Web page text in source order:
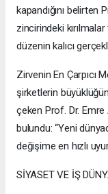
kapandığını
zincirindeki
düzenin kalıcı
Zirvenin En Çarpıcı
şirketlerin
çeken Prof. Dr. Emre
bulundu: “Yeni
değişime en hızlı
SİYASET VE İŞ